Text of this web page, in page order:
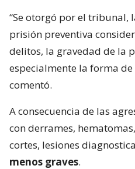
“Se otorgó por el tribunal,
prisión preventiva
delitos, la gravedad de la
especialmente la forma
comentó.
A consecuencia de las
con derrames,
cortes, lesiones
menos graves.